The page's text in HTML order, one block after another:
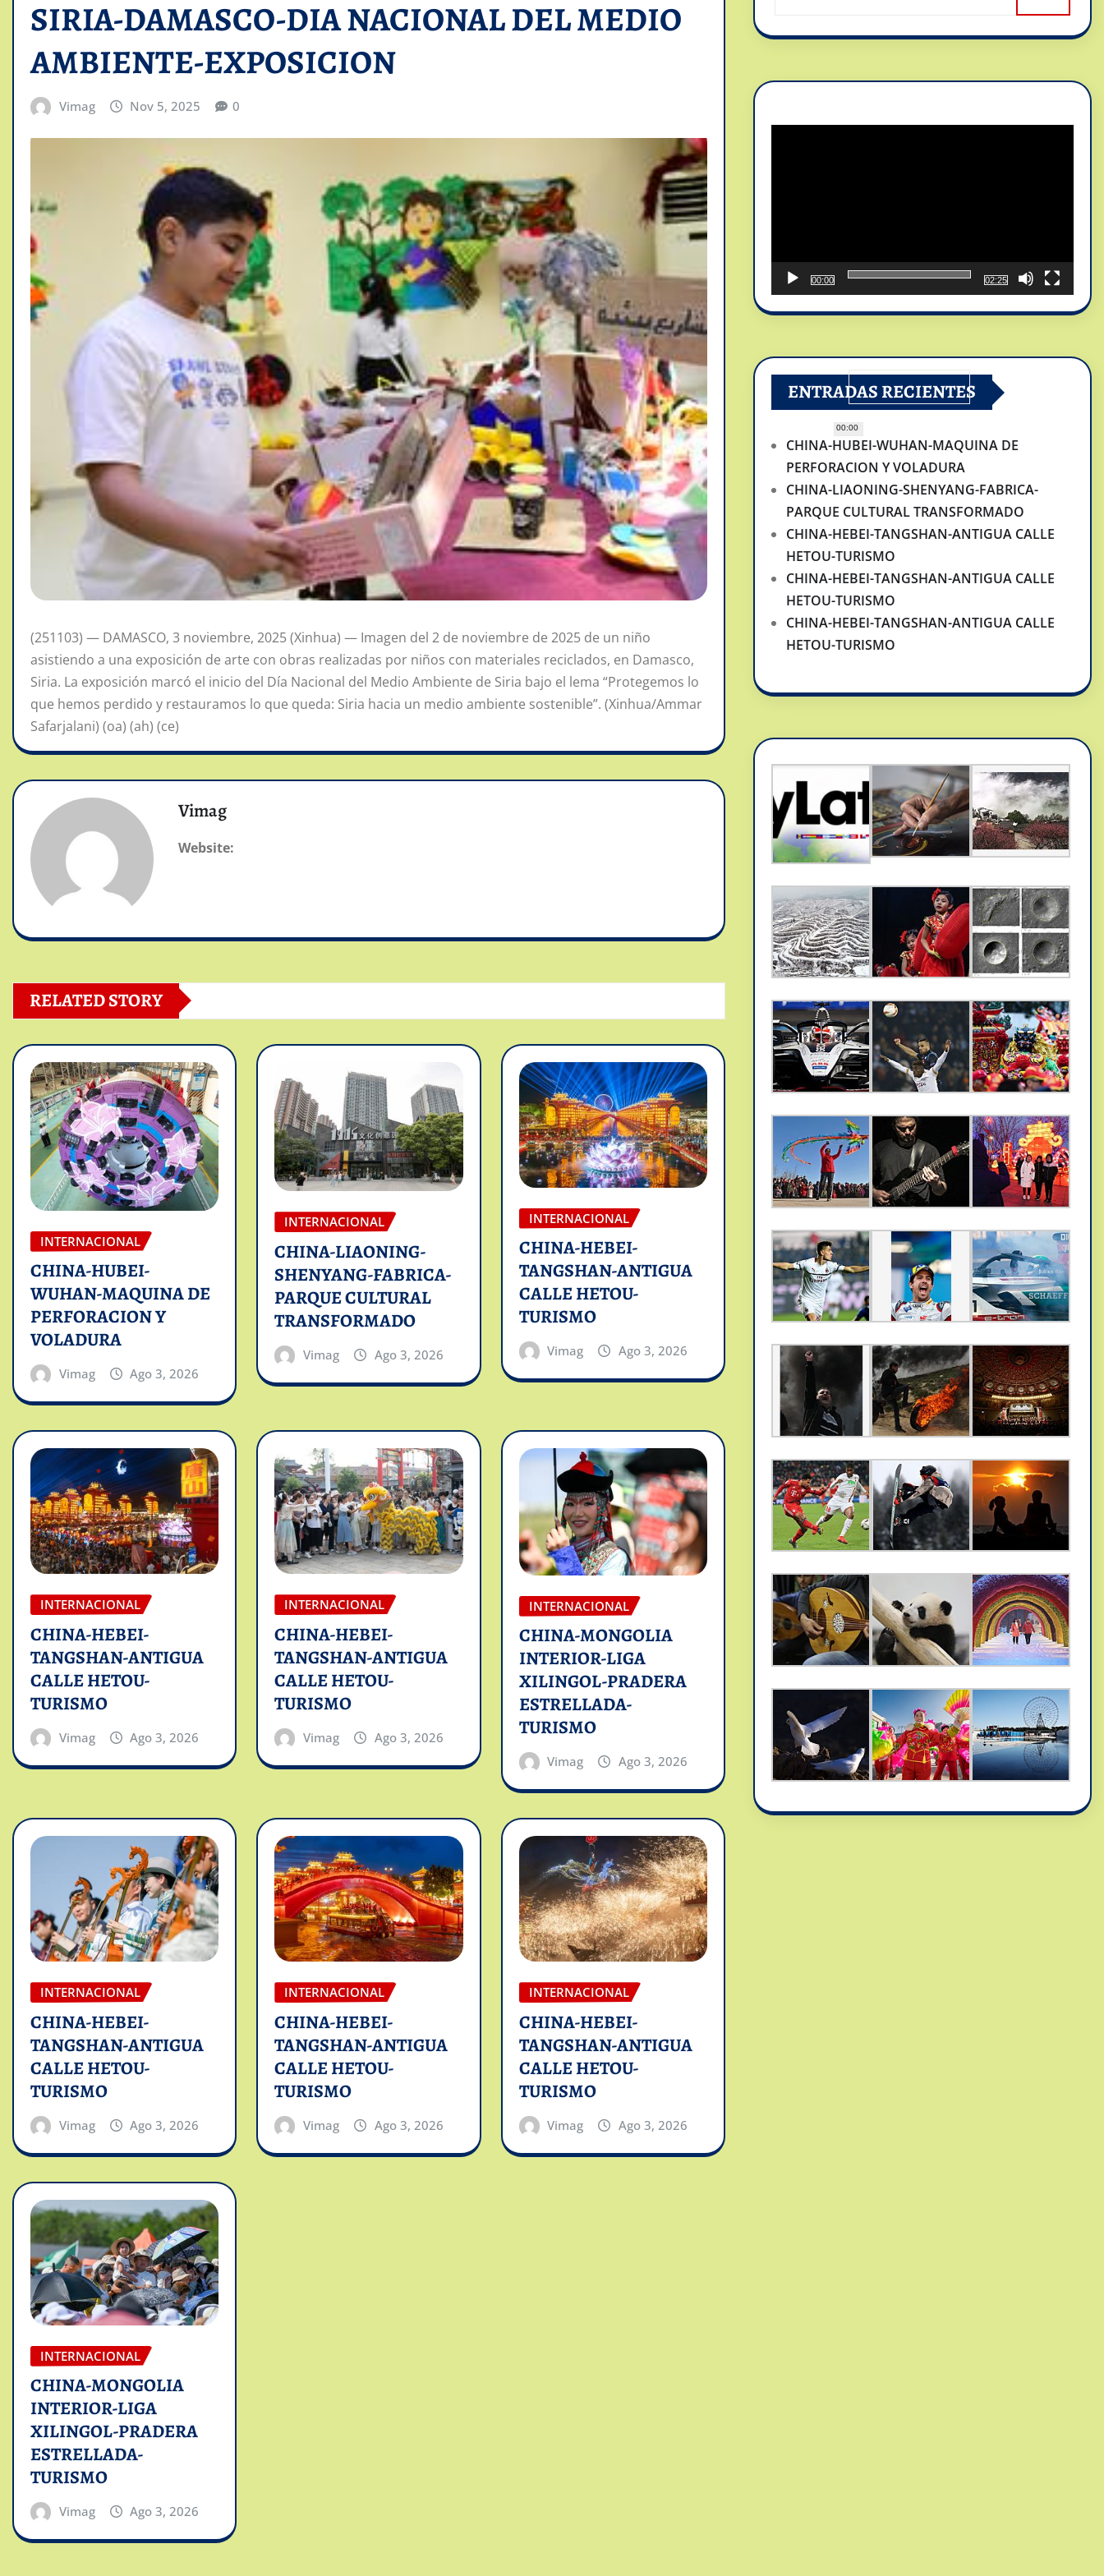
SIRIA-DAMASCO-DIA NACIONAL DEL MEDIO
AMBIENTE-EXPOSICION
Vimag Nov 5, 2025 0
(251103) — DAMASCO, 3 noviembre, 2025 (Xinhua) — Imagen del 2 de noviembre de 2025 de un niño
asistiendo a una exposición de arte con obras realizadas por niños con materiales reciclados, en Damasco,
Siria. La exposición marcó el inicio del Día Nacional del Medio Ambiente de Siria bajo el lema “Protegemos lo
que hemos perdido y restauramos lo que queda: Siria hacia un medio ambiente sostenible”. (Xinhua/Ammar
Safarjalani) (oa) (ah) (ce)
Vimag
Website:
RELATED STORY
INTERNACIONAL
CHINA-HUBEI-
WUHAN-MAQUINA DE
PERFORACION Y
VOLADURA
Vimag Ago 3, 2026
INTERNACIONAL
CHINA-LIAONING-
SHENYANG-FABRICA-
PARQUE CULTURAL
TRANSFORMADO
Vimag Ago 3, 2026
INTERNACIONAL
CHINA-HEBEI-
TANGSHAN-ANTIGUA
CALLE HETOU-
TURISMO
Vimag Ago 3, 2026
INTERNACIONAL
CHINA-HEBEI-
TANGSHAN-ANTIGUA
CALLE HETOU-
TURISMO
Vimag Ago 3, 2026
INTERNACIONAL
CHINA-HEBEI-
TANGSHAN-ANTIGUA
CALLE HETOU-
TURISMO
Vimag Ago 3, 2026
INTERNACIONAL
CHINA-MONGOLIA
INTERIOR-LIGA
XILINGOL-PRADERA
ESTRELLADA-
TURISMO
Vimag Ago 3, 2026
INTERNACIONAL
CHINA-HEBEI-
TANGSHAN-ANTIGUA
CALLE HETOU-
TURISMO
Vimag Ago 3, 2026
INTERNACIONAL
CHINA-HEBEI-
TANGSHAN-ANTIGUA
CALLE HETOU-
TURISMO
Vimag Ago 3, 2026
INTERNACIONAL
CHINA-HEBEI-
TANGSHAN-ANTIGUA
CALLE HETOU-
TURISMO
Vimag Ago 3, 2026
INTERNACIONAL
CHINA-MONGOLIA
INTERIOR-LIGA
XILINGOL-PRADERA
ESTRELLADA-
TURISMO
Vimag Ago 3, 2026
00:00
00:00
02:25
ENTRADAS RECIENTES
CHINA-HUBEI-WUHAN-MAQUINA DE
PERFORACION Y VOLADURA
CHINA-LIAONING-SHENYANG-FABRICA-
PARQUE CULTURAL TRANSFORMADO
CHINA-HEBEI-TANGSHAN-ANTIGUA CALLE
HETOU-TURISMO
CHINA-HEBEI-TANGSHAN-ANTIGUA CALLE
HETOU-TURISMO
CHINA-HEBEI-TANGSHAN-ANTIGUA CALLE
HETOU-TURISMO